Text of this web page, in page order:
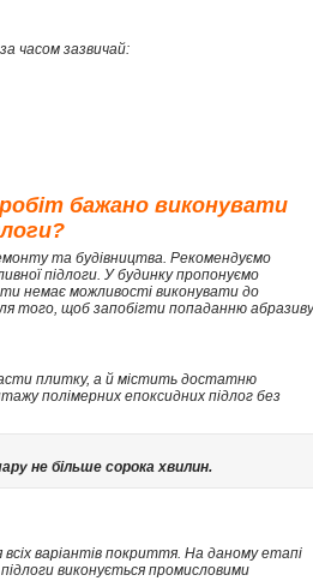
часом зазвичай:
бажано виконувати
та будівництва. Рекомендуємо
підлоги. У будинку пропонуємо
немає можливості виконувати до
того, щоб запобігти попаданню абразиву
плитку, а й містить достатню
полімерних епоксидних підлог без
не більше сорока хвилин.
варіантів покриття. На даному етапі
виконується промисловими